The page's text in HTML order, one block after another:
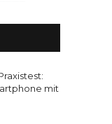
mit